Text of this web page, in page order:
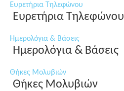
Ευρετήρια Τηλεφώνου
Ευρετήρια Τηλεφώνου
Ημερολόγια & Βάσεις
Ημερολόγια & Βάσεις
Θήκες Μολυβιών
Θήκες Μολυβιών